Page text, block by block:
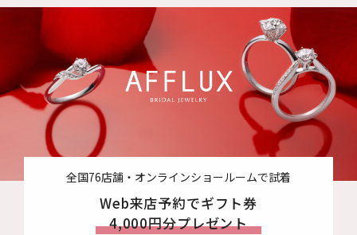
全国76店舗・オンラインショールームで試着
Web来店予約でギフト券
4,000円分プレゼント